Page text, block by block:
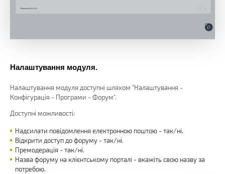
Налаштування модуля.
Налаштування модуля доступні шляхом "Налаштування -
Конфігурація - Програми - Форум".
Доступні можливості:
Надсилати повідомлення електронною поштою - так/ні.
Відкрити доступ до форуму - так/ні.
Премодерація - так/ні.
Назва форуму на клієнтському порталі - вкажіть свою назву за
потребою.